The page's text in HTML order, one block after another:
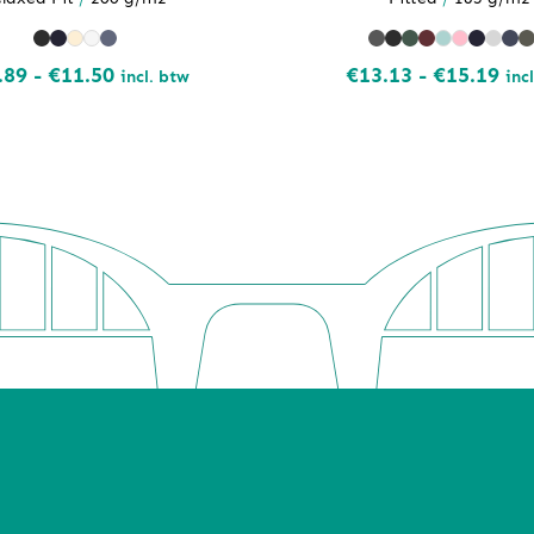
- €11.50Prijsklasse:
incl. btw €13.13 - €15.19